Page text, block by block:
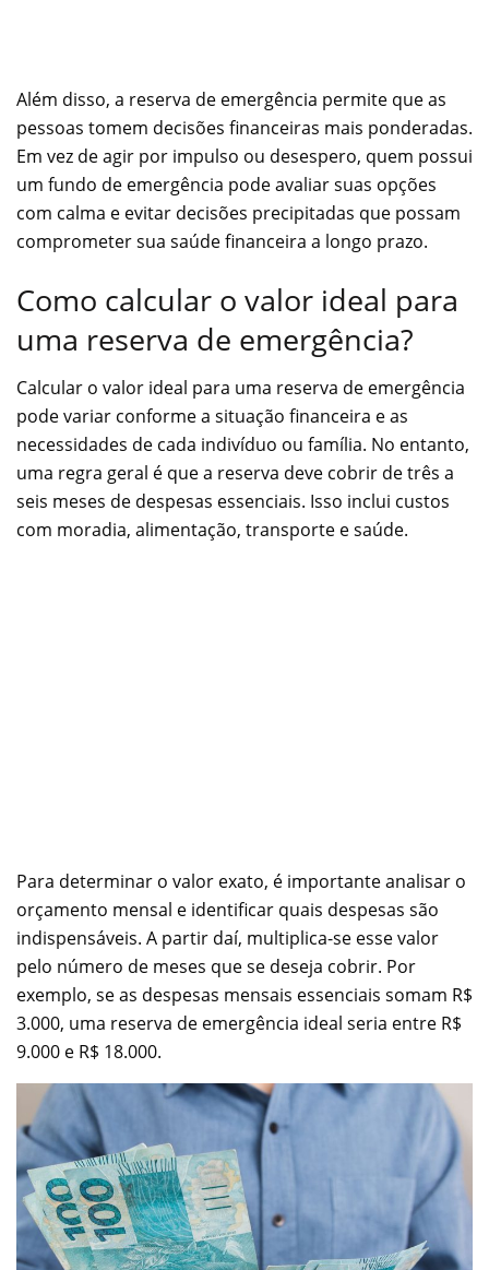
Além disso, a reserva de emergência permite que as
pessoas tomem decisões financeiras mais ponderadas.
Em vez de agir por impulso ou desespero, quem possui
um fundo de emergência pode avaliar suas opções
com calma e evitar decisões precipitadas que possam
comprometer sua saúde financeira a longo prazo.
Como calcular o valor ideal para
uma reserva de emergência?
Calcular o valor ideal para uma reserva de emergência
pode variar conforme a situação financeira e as
necessidades de cada indivíduo ou família. No entanto,
uma regra geral é que a reserva deve cobrir de três a
seis meses de despesas essenciais. Isso inclui custos
com moradia, alimentação, transporte e saúde.
Para determinar o valor exato, é importante analisar o
orçamento mensal e identificar quais despesas são
indispensáveis. A partir daí, multiplica-se esse valor
pelo número de meses que se deseja cobrir. Por
exemplo, se as despesas mensais essenciais somam R$
3.000, uma reserva de emergência ideal seria entre R$
9.000 e R$ 18.000.